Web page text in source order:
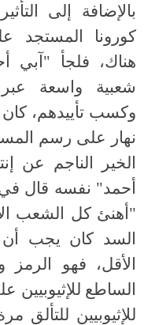
بالإضافة إلى
كورونا المستجد
هناك، فلجأ "آبي
شعبية واسعة عبر
وكسب تأييدهم، كان
نهار على رسم
الخير الناجم عن
أحمد" نفسه قال
"أهنئ كل الشعب
الأقل، فهو الرمز
الساطع
للإثيوبيين للتألق